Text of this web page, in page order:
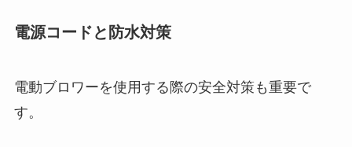
電源コードと防水対策
電動ブロワーを使用する際の安全対策も重要で
す。